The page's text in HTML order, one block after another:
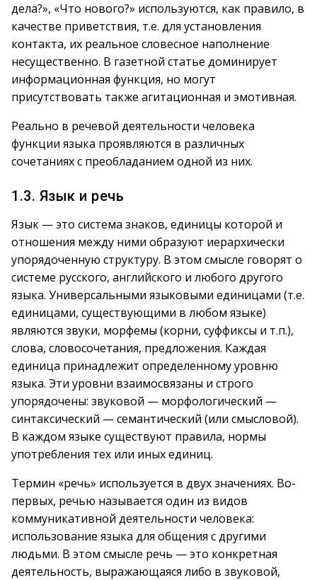
дела?», «Что нового?» используются, как правило, в
качестве приветствия, т.е. для установления
контакта, их реальное словесное наполнение
несущественно. В газетной статье доминирует
информационная функция, но могут
присутствовать также агитационная и эмотивная.
Реально в речевой деятельности человека
функции языка проявляются в различных
сочетаниях с преобладанием одной из них.
1.3. Язык и речь
Язык — это система знаков, единицы которой и
отношения между ними образуют иерархически
упорядоченную структуру. В этом смысле говорят о
системе русского, английского и любого другого
языка. Универсальными языковыми единицами (т.е.
единицами, существующими в любом языке)
являются звуки, морфемы (корни, суффиксы и т.п.),
слова, словосочетания, предложения. Каждая
единица принадлежит определенному уровню
языка. Эти уровни взаимосвязаны и строго
упорядочены: звуковой — морфологический —
синтаксический — семантический (или смысловой).
В каждом языке существуют правила, нормы
употребления тех или иных единиц.
Термин «речь» используется в двух значениях. Во-
первых, речью называется один из видов
коммуникативной деятельности человека:
использование языка для общения с другими
людьми. В этом смысле речь — это конкретная
деятельность, выражающаяся либо в звуковой,